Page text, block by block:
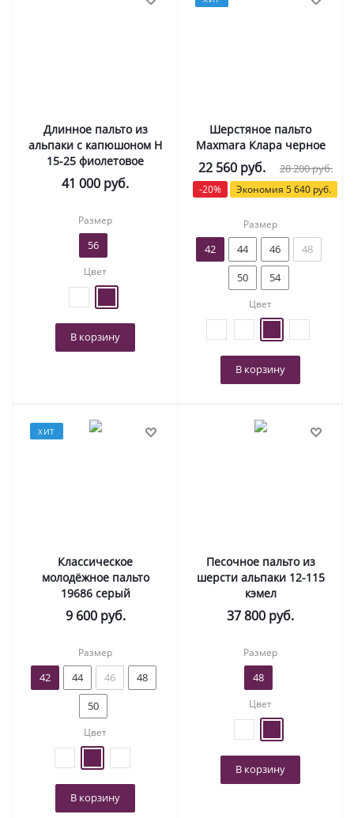
Длинное пальто из
альпаки с капюшоном Н
15-25 фиолетовое
41 000 руб.
Размер
56
Цвет
В корзину
Шерстяное пальто
Maxmara Клара черное
22 560 руб. 28 200руб.
-20% Экономия 5 640 руб.
Размер
42 44 46
48
50
54
Цвет
В корзину
ХИТ
Классическое
молодёжное пальто
19686 серый
9 600руб.
Размер
42 44 46
48
50
Цвет
В корзину
Песочное пальто из
шерсти альпаки 12-115
кэмел
37 800 руб.
Размер
48
Цвет
В корзину